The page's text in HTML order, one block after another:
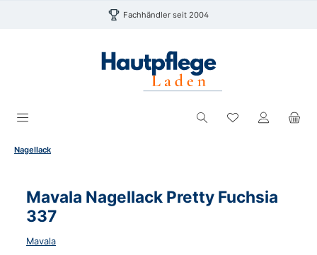
Zum Hauptinhalt springen Fachhändler seit 2004
Du hast 0
Nagellack
Mavala Nagellack Pretty Fuchsia
337
Mavala